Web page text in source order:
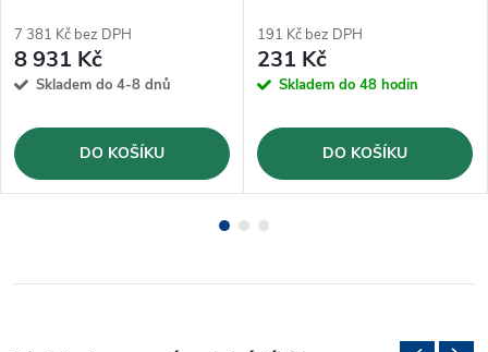
7 381 Kč bez DPH
8 931 Kč
Skladem do 4-8 dnů
DO KOŠÍKU
191 Kč bez DPH
231 Kč
Skladem do 48 hodin
DO KOŠÍKU